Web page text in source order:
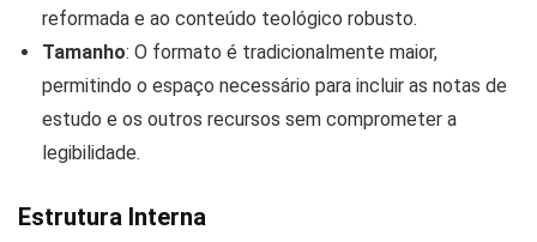
reformada e ao conteúdo teológico robusto.
Tamanho: O formato é tradicionalmente maior,
permitindo o espaço necessário para incluir as notas de
estudo e os outros recursos sem comprometer a
legibilidade.
Estrutura Interna